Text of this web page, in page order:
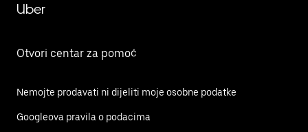
Uber
Otvori centar za pomoć
Nemojte prodavati ni dijeliti moje osobne podatke
Googleova pravila o podacima